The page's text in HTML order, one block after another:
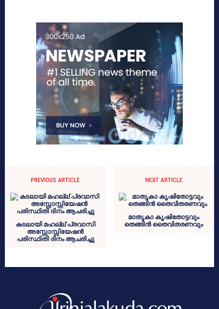
PREVIOUS ARTICLE
കടലായി മഹല്ല് പ്രവാസി
അസ്സോസ്സിയേഷൻ
പരിസ്ഥിതി ദിനം ആചരിച്ചു
NEXT ARTICLE
മാതൃകാ കൃഷിതോട്ടവും
തെങ്ങിന്‍ തെെവിതരണവും